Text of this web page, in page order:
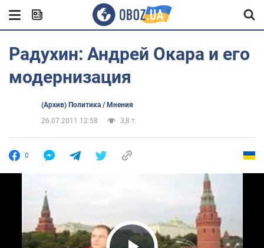
Радухин: Андрей Окара и его
модернизация
(Архив) Политика / Мнения
26.07.2011 12:58
3,8 т.
0